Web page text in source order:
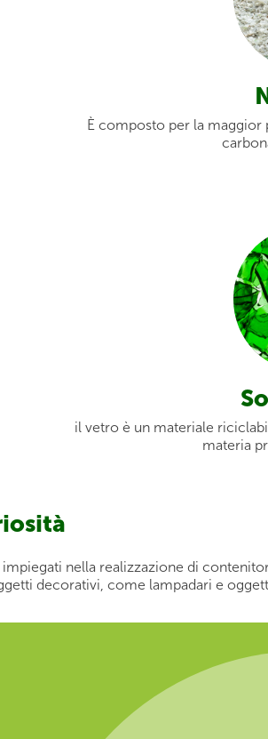
È composto per la maggior
il vetro è un materiale
materia
nella realizzazione di
decorativi, come lampadari e